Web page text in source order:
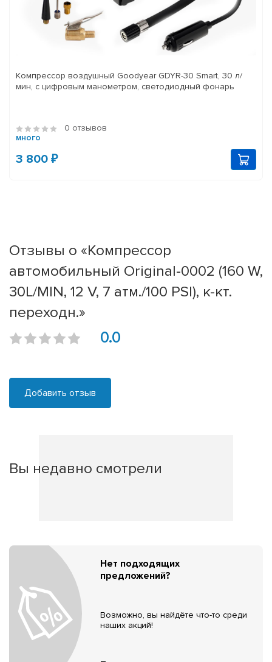
Компрессор воздушный Goodyear GDYR-30 Smart, 30 л/
мин, с цифровым манометром, светодиодный фонарь
0 отзывов
много
3 800 ₽
Отзывы о «Компрессор
автомобильный Original-0002 (160 W,
30L/MIN, 12 V, 7 атм./100 PSI), к-кт.
переходн.»
0.0
Добавить отзыв
Вы недавно смотрели
Нет подходящих
предложений?
Возможно, вы найдёте что-то среди
наших акций!